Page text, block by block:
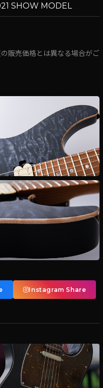
SHOW MODEL
販売価格とは異なる場合がご
Instagram Share